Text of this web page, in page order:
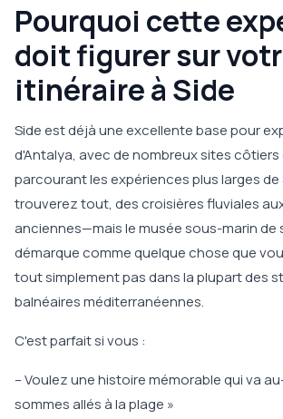
Pourquoi cette
doit figurer sur
itinéraire à Side
Side est déjà une excellente base pour
d'Antalya, avec de nombreux sites côtiers
parcourant les expériences plus larges de
trouverez tout, des croisières fluviales
anciennes—mais le musée sous-marin de
démarque comme quelque chose que
tout simplement pas dans la plupart des
balnéaires méditerranéennes.
C'est parfait si vous :
– Voulez une histoire mémorable qui va
sommes allés à la plage »